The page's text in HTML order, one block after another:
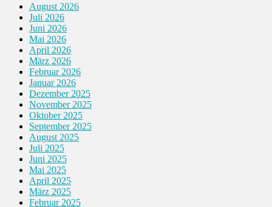
August 2026
Juli 2026
Juni 2026
Mai 2026
April 2026
März 2026
Februar 2026
Januar 2026
Dezember 2025
November 2025
Oktober 2025
September 2025
August 2025
Juli 2025
Juni 2025
Mai 2025
April 2025
März 2025
Februar 2025